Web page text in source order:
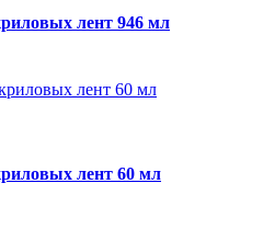
лент 946 мл
лент 60 мл